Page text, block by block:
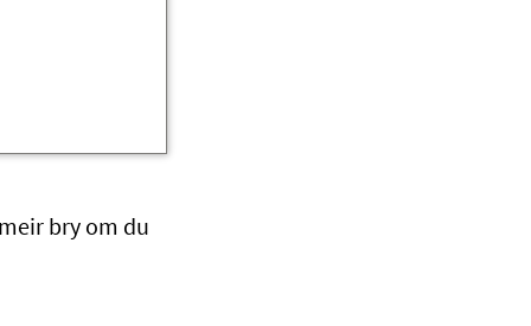
bry om du